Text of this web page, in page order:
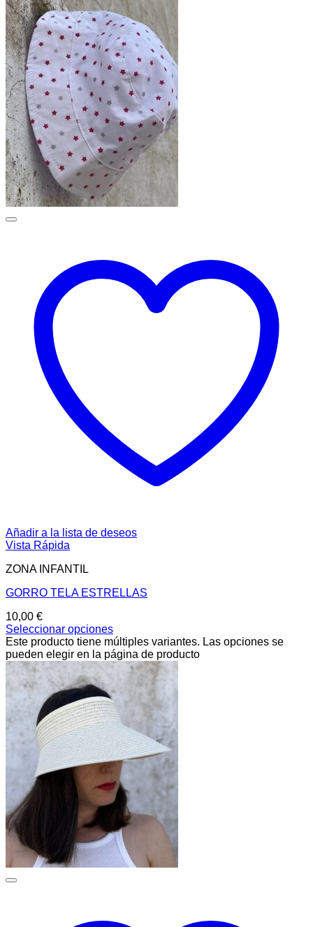
Añadir a la lista de deseos
Vista Rápida
ZONA INFANTIL
GORRO TELA ESTRELLAS
10,00 €
Seleccionar opciones
Este producto tiene múltiples variantes. Las opciones se
pueden elegir en la página de producto